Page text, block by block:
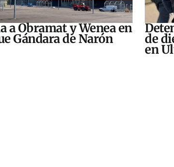
a Obramat y Wenea en
Gándara de Narón de
en